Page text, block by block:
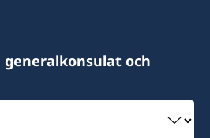
generalkonsulat och